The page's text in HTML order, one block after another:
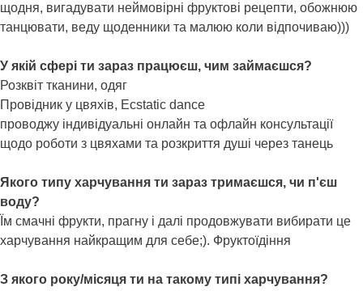
щодня, вигадувати неймовірні фруктові рецепти, обожнюю
танцювати, веду щоденники та малюю коли відпочиваю)))
У якій сфері ти зараз працюєш, чим займаєшся?
Розквіт тканини, одяг
Провідник у цвяхів, Ecstatic dance
проводжу індивідуальні онлайн та офлайн консультації
щодо роботи з цвяхами та розкриття душі через танець
Якого типу харчування ти зараз тримаєшся, чи п'єш
воду?
Їм смачні фрукти, прагну і далі продовжувати вибирати це
харчування найкращим для себе;). Фруктоїдіння
З якого року/місяця ти на такому типі харчування?